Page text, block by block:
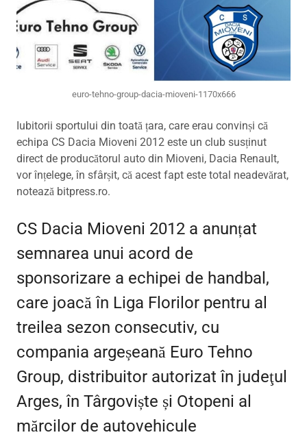
euro-tehno-group-dacia-mioveni-1170x666
Iubitorii sportului din toată țara, care erau convinși că
echipa CS Dacia Mioveni 2012 este un club susținut
direct de producătorul auto din Mioveni, Dacia Renault,
vor înțelege, în sfârșit, că acest fapt este total neadevărat,
notează bitpress.ro.
CS Dacia Mioveni 2012 a anunțat
semnarea unui acord de
sponsorizare a echipei de handbal,
care joacă în Liga Florilor pentru al
treilea sezon consecutiv, cu
compania argeșeană Euro Tehno
Group, distribuitor autorizat în judeţul
Arges, în Târgoviște și Otopeni al
mărcilor de autovehicule